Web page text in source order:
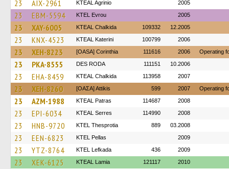
23 AIX-2961 KTEAL Agrinio 2005
23 EBM-5594 KTEL Evrou 2005
23 XAY-6005 KTEAL Chalkida 109332 12.2005
23 KNX-4523 KTEAL Katerini 100799 2006
23 XEH-8223 [OASA] Corinthia 111616 2006 Operating
23 PKA-8555 DES RODA 111151 10.2006
23 EHA-8459 KTEAL Chalkida 113958 2007
23 XEH-8260 [ΟΑΣΑ] Αttikis 599 2007 Operating
23 AZM-1988 KTEAL Patras 114687 2008
23 EPI-6034 KTEAL Serres 114990 2008
23 HNB-9720 KTEL Thesprotia 889 03.2008
23 EEN-6823 KTEL Pellas 2009
23 YTZ-8764 KTEL Lefkada 436 2009
23 XEK-6125 KTEAL Lamia 121117 2010